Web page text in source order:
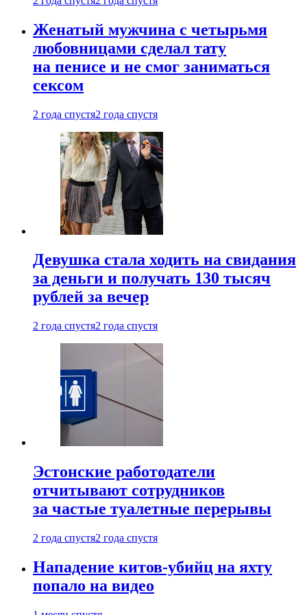
Женатый мужчина с четырьмя
любовницами сделал тату
на пенисе и не смог заниматься
сексом
2 года спустя2 года спустя
Девушка стала ходить на свидания
за деньги и получать 130 тысяч
рублей за вечер
2 года спустя2 года спустя
Эстонские работодатели
отчитывают сотрудников
за частые туалетные перерывы
2 года спустя2 года спустя
Нападение китов-убийц на яхту
попало на видео